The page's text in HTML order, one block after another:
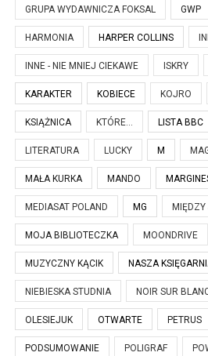
GRUPA WYDAWNICZA FOKSAL GWP
HARMONIA HARPER COLLINS
INNE - NIE MNIEJ CIEKAWE ISKRY
KARAKTER KOBIECE KOJRO
KSIĄŻNICA KTÓRE... LISTA BBC
LITERATURA LUCKY M
MAŁA KURKA MANDO
MEDIASAT POLAND MG MIĘDZY
MOJA BIBLIOTECZKA MOONDRIVE
MUZYCZNY KĄCIK NASZA
NIEBIESKA STUDNIA NOIR SUR
OLESIEJUK OTWARTE PETRUS
PODSUMOWANIE POLIGRAF